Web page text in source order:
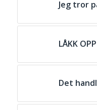
Jeg tror
LÅKK
Det